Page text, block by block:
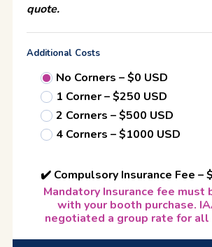
quote.
Additional Costs
✔️ Compulsory Insurance Fee –
Mandatory Insurance fee must
with your booth purchase.
negotiated a group rate for
No Corners – $0 USD
1 Corner – $250 USD
2 Corners – $500 USD
4 Corners – $1000 USD